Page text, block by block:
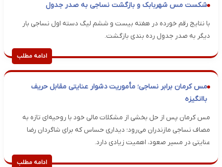
شکست مس شهربابک و بازگشت نساجی به صدر جدول
با نتایج رقم خورده در هفته بیست و ششم لیگ دسته اول نساجی بار
دیگر به صدر جدول رده بندی بازگشت.
ادامه مطلب
مس کرمان برابر نساجی؛ مأموریت دشوار عنایتی مقابل حریف
باانگیزه
مس کرمان پس از حل بخشی از مشکلات مالی خود با روحیه‌ای تازه به
مصاف نساجی مازندران می‌رود؛ دیداری حساس که برای شاگردان رضا
عنایتی در مسیر صعود، اهمیت زیادی دارد.
ادامه مطلب